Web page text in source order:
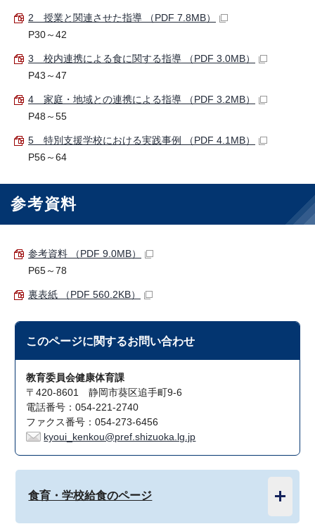
2 授業と関連させた指導 （PDF 7.8MB）
P30～42
3 校内連携による食に関する指導 （PDF 3.0MB）
P43～47
4 家庭・地域との連携による指導 （PDF 3.2MB）
P48～55
5 特別支援学校における実践事例 （PDF 4.1MB）
P56～64
参考資料
参考資料 （PDF 9.0MB）
P65～78
裏表紙 （PDF 560.2KB）
このページに関するお問い合わせ
教育委員会健康体育課
〒420-8601 静岡市葵区追手町9-6
電話番号：054-221-2740
ファクス番号：054-273-6456
kyoui_kenkou@pref.shizuoka.lg.jp
食育・学校給食のページ